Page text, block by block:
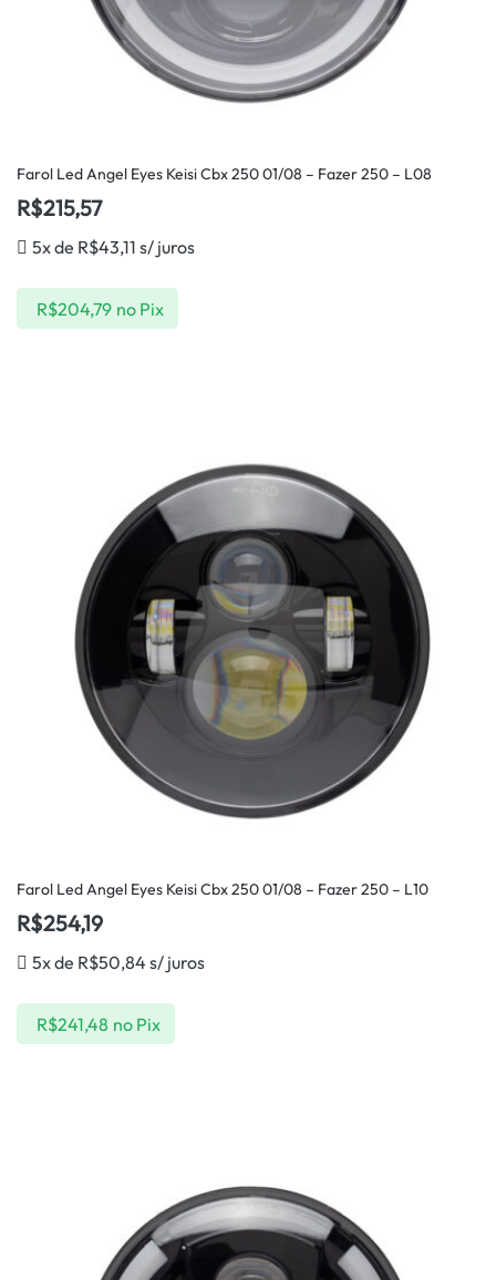
Farol Led Angel Eyes Keisi Cbx 250 01/08 – Fazer 250 – L08
R$215,57
5x de R$43,11 s/ juros
R$204,79 no Pix
Farol Led Angel Eyes Keisi Cbx 250 01/08 – Fazer 250 – L10
R$254,19
5x de R$50,84 s/ juros
R$241,48 no Pix